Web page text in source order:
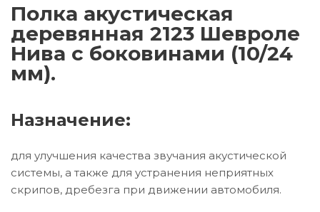
Полка акустическая
деревянная 2123 Шевроле
Нива с боковинами (10/24
мм).
Назначение:
для улучшения качества звучания акустической
системы, а также для устранения неприятных
скрипов, дребезга при движении автомобиля.